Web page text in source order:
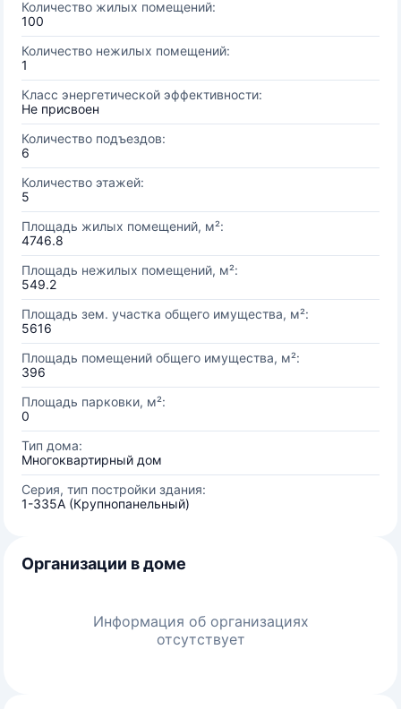
Количество жилых помещений:
100
Количество нежилых помещений:
1
Класс энергетической эффективности:
Не присвоен
Количество подъездов:
6
Количество этажей:
5
Площадь жилых помещений, м²:
4746.8
Площадь нежилых помещений, м²:
549.2
Площадь зем. участка общего имущества, м²:
5616
Площадь помещений общего имущества, м²:
396
Площадь парковки, м²:
0
Тип дома:
Многоквартирный дом
Серия, тип постройки здания:
1-335А (Крупнопанельный)
Организации в доме
Информация об организациях
отсутствует